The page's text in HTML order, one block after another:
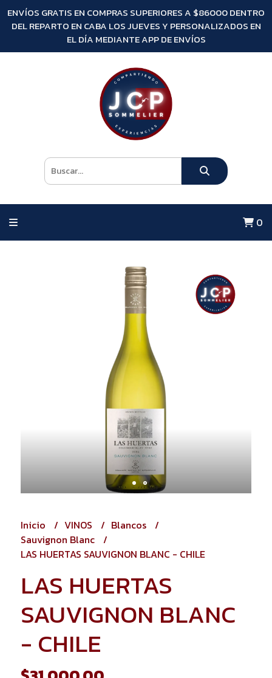
ENVÍOS GRATIS EN COMPRAS SUPERIORES A $86000 DENTRO
DEL REPARTO EN CABA LOS JUEVES Y PERSONALIZADOS EN
EL DÍA MEDIANTE APP DE ENVÍOS
0
Inicio VINOS
Blancos
Sauvignon Blanc
LAS HUERTAS SAUVIGNON BLANC - CHILE
LAS HUERTAS
SAUVIGNON BLANC
- CHILE